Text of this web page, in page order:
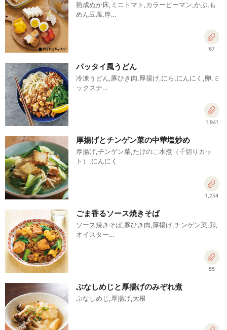
熟成ぬか床,ミニトマト,カラーピーマン,かぶ,も
めん豆腐,厚…
67
パッタイ風うどん
冷凍うどん,豚ひき肉,厚揚げ,にら,にんにく,卵,ミ
ックスナ…
1,941
厚揚げとチンゲン菜の中華塩炒め
厚揚げ,チンゲン菜,たけのこ水煮（千切りカッ
ト）,にんにく
1,254
ごま香るソース焼きそば
ソース焼きそば,豚ひき肉,厚揚げ,チンゲン菜,卵,
オイスター…
55
ぶなしめじと厚揚げのみぞれ煮
ぶなしめじ,厚揚げ,大根